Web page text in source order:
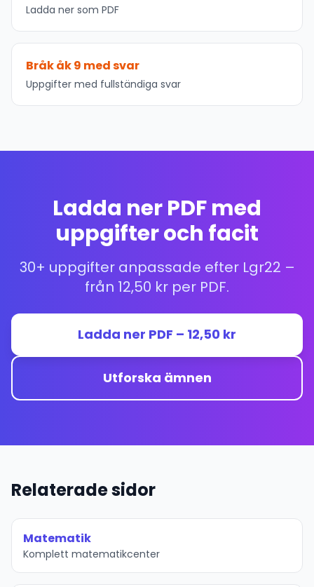
Ladda ner som PDF
Bråk åk 9 med svar
Uppgifter med fullständiga svar
Ladda ner PDF med
uppgifter och facit
30+ uppgifter anpassade efter Lgr22 –
från 12,50 kr per PDF.
Ladda ner PDF – 12,50 kr
Utforska ämnen
Relaterade sidor
Matematik
Komplett matematikcenter